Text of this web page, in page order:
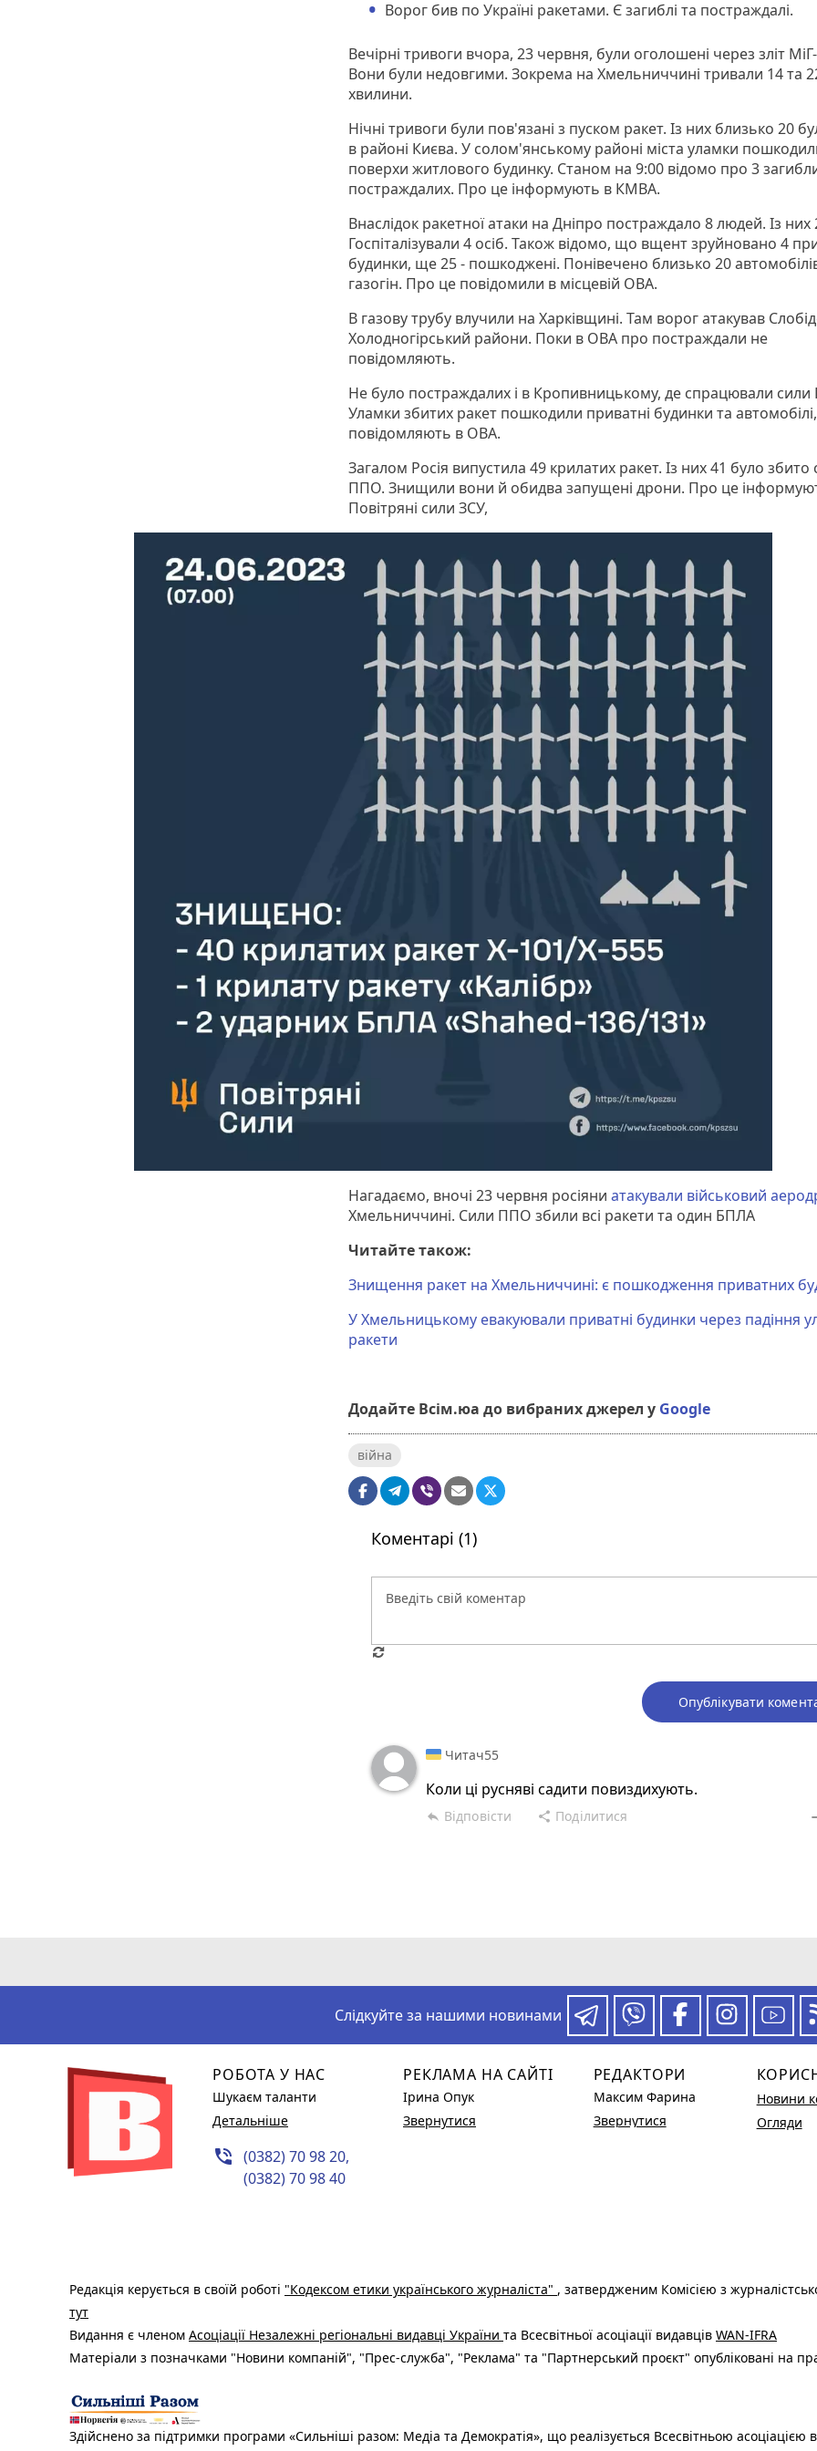
Ворог бив по Україні ракетами. Є загиблі та постраждалі.
Вечірні тривоги вчора, 23 червня, були оголошені через зліт
Вони були недовгими. Зокрема на Хмельниччині тривали 14 та
хвилини.
Нічні тривоги були пов'язані з пуском ракет. Із них близько 20
в районі Києва. У солом'янському районі міста уламки
поверхи житлового будинку. Станом на 9:00 відомо про 3
постраждалих. Про це інформують в КМВА.
Внаслідок ракетної атаки на Дніпро постраждало 8 людей. Із них
Госпіталізували 4 осіб. Також відомо, що вщент зруйновано 4
будинки, ще 25 - пошкоджені. Понівечено близько 20
газогін. Про це повідомили в місцевій ОВА.
В газову трубу влучили на Харківщині. Там ворог атакував
Холодногірський райони. Поки в ОВА про постраждали не
повідомляють.
Не було постраждалих і в Кропивницькому, де спрацювали
Уламки збитих ракет пошкодили приватні будинки та автомобілі,
повідомляють в ОВА.
Загалом Росія випустила 49 крилатих ракет. Із них 41 було
ППО. Знищили вони й обидва запущені дрони. Про це
Повітряні сили ЗСУ,
Нагадаємо, вночі 23 червня росіяни атакували військовий
Хмельниччині. Сили ППО збили всі ракети та один БПЛА
Читайте також:
Знищення ракет на Хмельниччині: є пошкодження приватних
У Хмельницькому евакуювали приватні будинки через падіння
ракети
Додайте Всім.юа до вибраних джерел у Google
війна
Коментарі (1)
Опублікувати
Читач55
Коли ці русняві садити повиздихують.
reply Відповісти share Поділитися
Слідкуйте за нашими новинами
РОБОТА У НАС
Шукаєм таланти
Детальніше
phone_in_talk (0382) 70 98 20,
(0382) 70 98 40
РЕКЛАМА НА САЙТІ
Ірина Опук
Звернутися
РЕДАКТОРИ
Максим Фарина
Звернутися
Новини
Огляди
Редакція керується в своїй роботі "Кодексом етики українського журналіста" , затвердженим Комісією з
тут
Видання є членом Асоціації Незалежні регіональні видавці України та Всесвітньої асоціації видавців WAN-IFRA
Матеріали з позначками "Новини компаній", "Прес-служба", "Реклама" та "Партнерський проєкт" опубліковані на
Здійснено за підтримки програми «Сильніші разом: Медіа та Демократія», що реалізується Всесвітньою асоціацією